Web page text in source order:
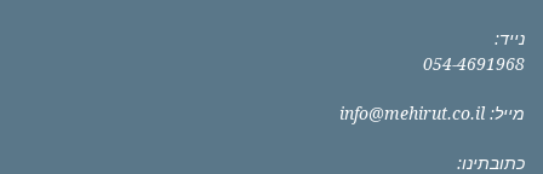
נייד:
054-4691968
מייל: info@mehirut.co.il
כתובתינו: